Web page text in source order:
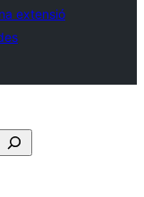
extensió